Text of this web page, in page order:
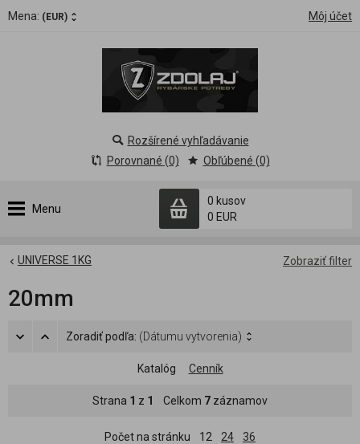
Mena: (EUR) Môj účet
Menu
0 kusov
0 EUR
Rozšírené vyhľadávanie
Porovnané (0)
Obľúbené (0)
Zobraziť filter
UNIVERSE 1KG
20mm
Zoradiť podľa: (Dátumu vytvorenia)
Katalóg Cenník
Strana 1 z 1 Celkom 7 záznamov
Počet na stránku 12 24 36